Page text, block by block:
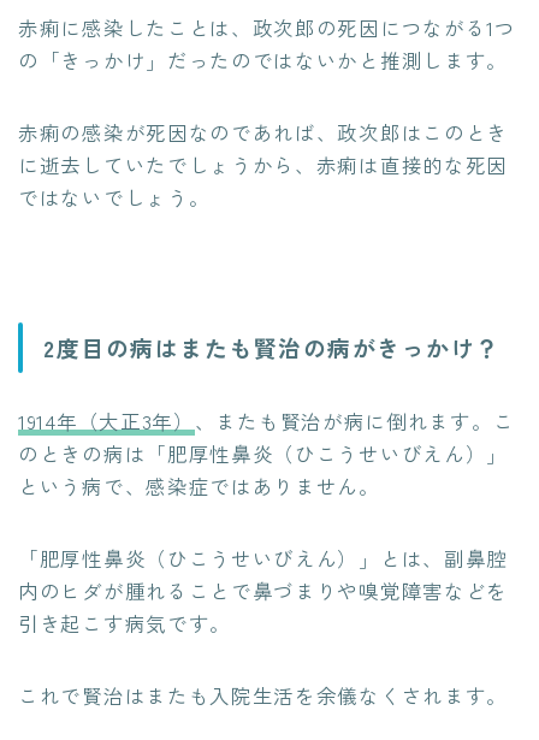
赤痢に感染したことは、政次郎の死因につながる1つ
の「きっかけ」だったのではないかと推測します。
赤痢の感染が死因なのであれば、政次郎はこのとき
に逝去していたでしょうから、赤痢は直接的な死因
ではないでしょう。
2度目の病はまたも賢治の病がきっかけ？
1914年（大正3年） 、またも賢治が病に倒れます。こ
のときの病は「肥厚性鼻炎（ひこうせいびえん）」
という病で、感染症ではありません。
「肥厚性鼻炎（ひこうせいびえん）」とは、副鼻腔
内のヒダが腫れることで鼻づまりや嗅覚障害などを
引き起こす病気です。
これで賢治はまたも入院生活を余儀なくされます。